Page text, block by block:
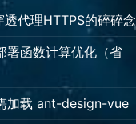
代理HTTPS的碎碎念
署函数计算优化（省
加载 ant-design-vue